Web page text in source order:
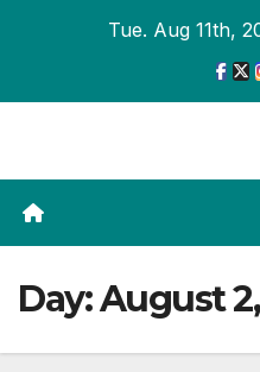
Tue. Aug 11th,
Day:August